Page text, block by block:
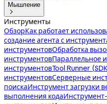
Мышление

Инструменты
ОбзорКак работает
создание агента с
инструментовОбработка
инструментовПараллельное
инструментовTool Runner
инструментовСерверные
поискаИнструмент загрузки
выполнения кода